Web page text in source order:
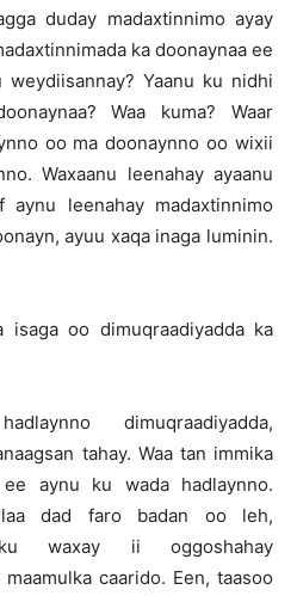
duday madaxtinnimo ayay
ka doonaynaa ee
Yaanu ku nidhi
Waa kuma? Waar
oo ma doonaynno oo wixii
Waxaanu leenahay ayaanu
leenahay madaxtinnimo
ayuu xaqa inaga luminin.
isaga oo dimuqraadiyadda ka
dimuqraadiyadda,
tahay. Waa tan immika
aynu ku wada hadlaynno.
dad faro badan oo leh,
waxay ii oggoshahay
caarido. Een, taasoo